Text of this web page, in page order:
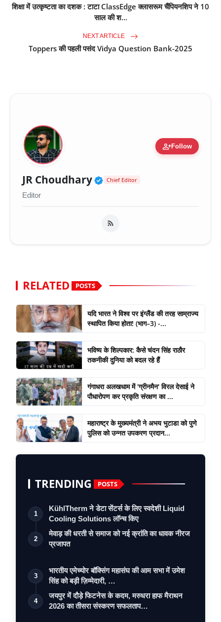
शिक्षा में उत्कृष्टता का दशक : टाटा ClassEdge क्लासरूम चैंपियनशिप ने 10
साल की श...
NEXT ARTICLE
Toppers की पहली पसंद Vidya Question Bank-2025
person_addFollow
JR Choudhary Verified Public Figure
Chief Editor
Editor
RELATED POSTS
यदि भारत ने विश्व पर इंग्लैंड की तरह साम्राज्य
स्थापित किया होता! (भाग–3) -...
भविष्य के शिल्पकार: कैसे चंदन सिंह राठौर
तकनीकी दुनिया को बदल रहे हैं
गंगाधरा अलखधाम में 'ग्रीनमैन' विरल देसाई ने
पौधारोपण कर प्रकृति संरक्षण का ...
महाराष्ट्र के मुख्यमंत्री ने अभय भुटाडा को पुणे
पुलिस को उन्नत उपकरण प्रदान...
TRENDING POSTS
1
KühlTherm ने डेटा सेंटर्स के लिए स्वदेशी Liquid
Cooling Solutions लॉन्च किए
2
मेवाड़ की धरती से समाज को नई क्रांति का धावक नीरज
प्रजापत
3
भारतीय एमेच्योर बॉक्सिंग महासंघ की आम सभा में उमेश
सिंह को बड़ी ज़िम्मेदारी, …
4
जयपुर में दौड़े फिटनेस के कदम, मरुधरा हाफ मैराथन
2026 का तीसरा संस्करण सफलताप…